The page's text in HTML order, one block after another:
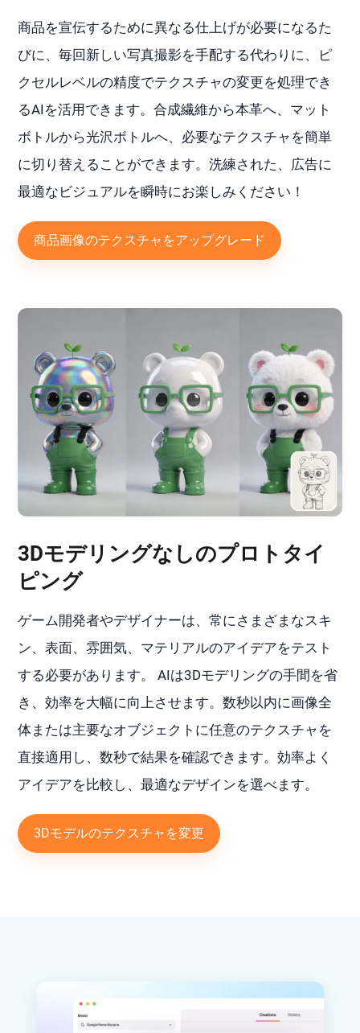
商品を宣伝するために異なる仕上げが必要になるた
びに、毎回新しい写真撮影を手配する代わりに、ピ
クセルレベルの精度でテクスチャの変更を処理でき
るAIを活用できます。合成繊維から本革へ、マット
ボトルから光沢ボトルへ、必要なテクスチャを簡単
に切り替えることができます。洗練された、広告に
最適なビジュアルを瞬時にお楽しみください！
商品画像のテクスチャをアップグレード
3Dモデリングなしのプロトタイ
ピング
ゲーム開発者やデザイナーは、常にさまざまなスキ
ン、表面、雰囲気、マテリアルのアイデアをテスト
する必要があります。 AIは3Dモデリングの手間を省
き、効率を大幅に向上させます。数秒以内に画像全
体または主要なオブジェクトに任意のテクスチャを
直接適用し、数秒で結果を確認できます。効率よく
アイデアを比較し、最適なデザインを選べます。
3Dモデルのテクスチャを変更